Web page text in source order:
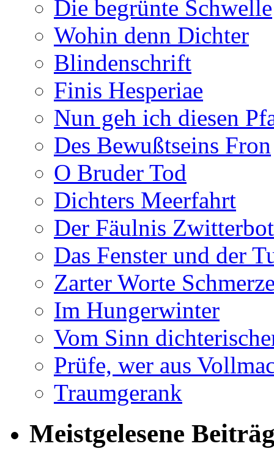
Die begrünte Schwelle
Wohin denn Dichter
Blindenschrift
Finis Hesperiae
Nun geh ich diesen
Des Bewußtseins Fron
O Bruder Tod
Dichters Meerfahrt
Der Fäulnis
Das Fenster und der
Zarter Worte
Im Hungerwinter
Vom Sinn
Prüfe, wer aus
Traumgerank
Meistgelesene